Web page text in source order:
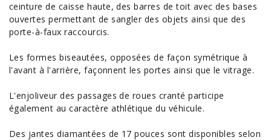
ceinture de caisse haute, des barres de toit avec des bases
ouvertes permettant de sangler des objets ainsi que des
porte-à-faux raccourcis.
Les formes biseautées, opposées de façon symétrique à
l'avant à l'arrière, façonnent les portes ainsi que le vitrage.
L'enjoliveur des passages de roues cranté participe
également au caractère athlétique du véhicule.
Des jantes diamantées de 17 pouces sont disponibles selon